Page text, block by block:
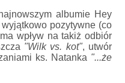
albumie Hey
pozytywne (co
wpływ na takiż odbiór
"Wilk vs. kot", utwór
ks. Natanka "...że